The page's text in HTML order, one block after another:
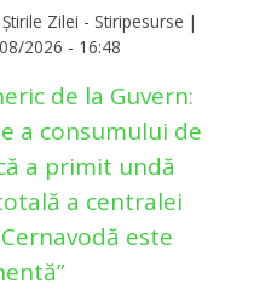
Zilei - Stiripesurse |
2026 - 16:48
de la Guvern:
a consumului de
a primit undă
a centralei
este